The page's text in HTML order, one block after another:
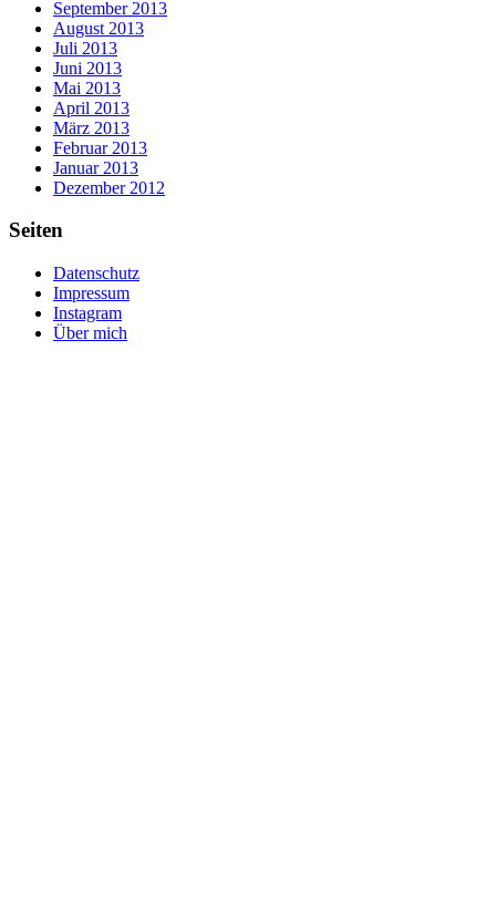
September 2013
August 2013
Juli 2013
Juni 2013
Mai 2013
April 2013
März 2013
Februar 2013
Januar 2013
Dezember 2012
Seiten
Datenschutz
Impressum
Instagram
Über mich